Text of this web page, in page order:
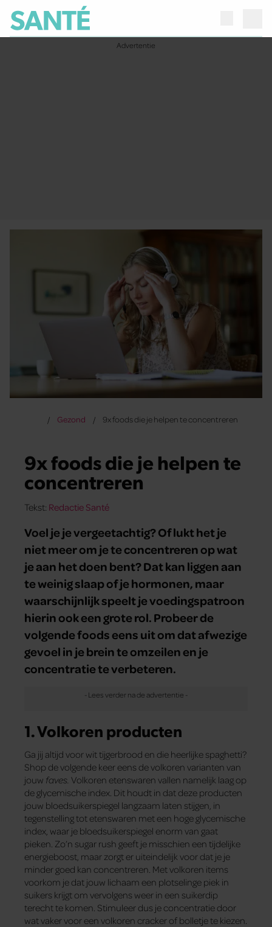
Gezond 9x foods die je helpen te concentreren
9x foods die je helpen te
concentreren
Tekst: Redactie Santé
Voel je je vergeetachtig? Of lukt het je
niet meer om je te concentreren op wat
je aan het doen bent? Dat kan liggen aan
te weinig slaap of je hormonen, maar
waarschijnlijk speelt je voedingspatroon
hierin ook een grote rol. Probeer de
volgende foods eens uit om dat afwezige
gevoel in je brein te omzeilen en je
concentratie te verbeteren.
1. Volkoren producten
Ga jij altijd voor wit tijgerbrood en die heerlijke spaghetti?
Shop de volgende keer eens de volkoren varianten van
jouw faves. Volkoren etenswaren vallen namelijk laag op
de glycemische index. Dit houdt in dat deze producten
jouw bloedsuikerspiegel langzaam laten stijgen, in
tegenstelling tot etenswaren met een hoge glycemische
index, waar je bloedsuikerspiegel enorm van gaat
pieken. Zo’n sugar rush geeft je misschien een tijdelijke
energieboost, maar zorgt er uiteindelijk voor dat je je
minder goed kan concentreren. Met volkoren items
voorkom je dat jouw lichaam een plotselinge piek in
suikers krijgt om vervolgens weer in een suikerdip
terecht te komen. Stimuleer dus je concentratie door
wat vaker voor een volkoren cracker of bolletje te kiezen.